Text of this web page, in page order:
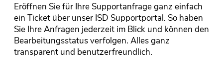
Eröffnen Sie für Ihre Supportanfrage ganz einfach
ein Ticket über unser ISD Supportportal. So haben
Sie Ihre Anfragen jederzeit im Blick und können den
Bearbeitungsstatus verfolgen. Alles ganz
transparent und benutzerfreundlich.